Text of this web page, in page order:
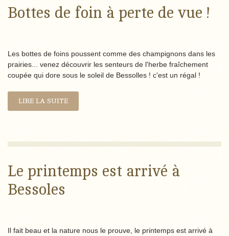
Bottes de foin à perte de vue !
Les bottes de foins poussent comme des champignons dans les
prairies... venez découvrir les senteurs de l'herbe fraîchement
coupée qui dore sous le soleil de Bessolles ! c'est un régal !
LIRE LA SUITE
Le printemps est arrivé à
Bessoles
Il fait beau et la nature nous le prouve, le printemps est arrivé à